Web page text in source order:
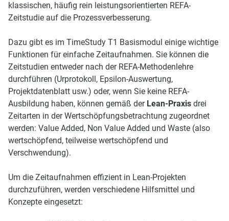
klassischen, häufig rein leistungsorientierten REFA-
Zeitstudie auf die Prozessverbesserung.
Dazu gibt es im TimeStudy T1 Basismodul einige wichtige
Funktionen für einfache Zeitaufnahmen. Sie können die
Zeitstudien entweder nach der REFA-Methodenlehre
durchführen (Urprotokoll, Epsilon-Auswertung,
Projektdatenblatt usw.) oder, wenn Sie keine REFA-
Ausbildung haben, können gemäß der Lean-Praxisdrei
Zeitarten in der Wertschöpfungsbetrachtung zugeordnet
werden: Value Added, Non Value Added und Waste (also
wertschöpfend, teilweise wertschöpfend und
Verschwendung).
Um die Zeitaufnahmen effizient in Lean-Projekten
durchzuführen, werden verschiedene Hilfsmittel und
Konzepte eingesetzt: